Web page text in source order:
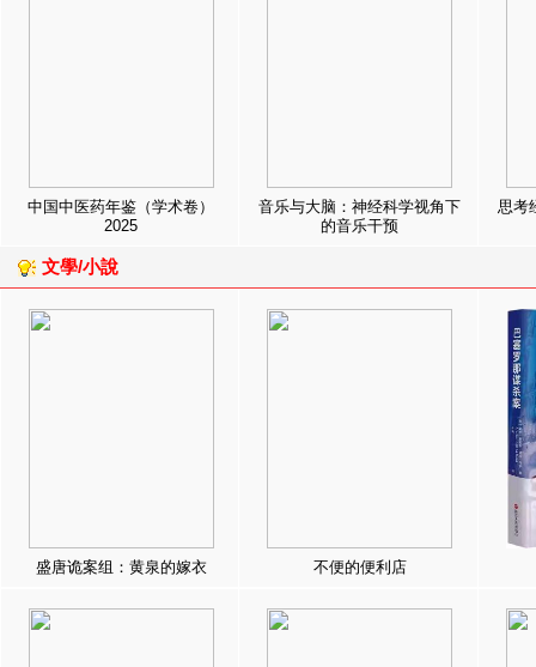
中国中医药年鉴（学术卷）
2025
音乐与大脑：神经科学视角下
的音乐干预
思考
文學/小說
盛唐诡案组：黄泉的嫁衣 不便的便利店